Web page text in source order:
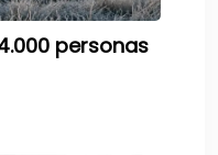
personas